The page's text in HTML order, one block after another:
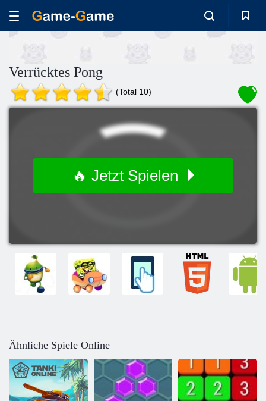
Verrücktes Pong
(Total 10)
🔥 Jetzt Spielen
Ähnliche Spiele Online